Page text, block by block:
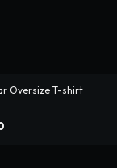
Oversize T-shirt